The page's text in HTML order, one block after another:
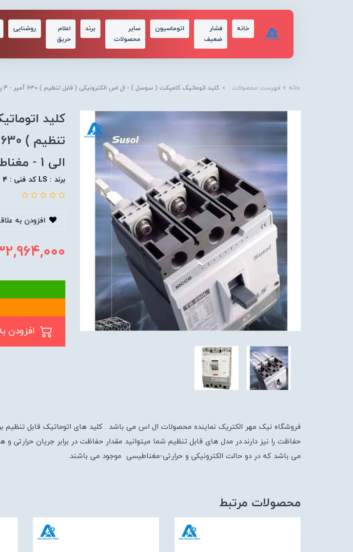
خانه
فشار
ضعیف
اتوماسیون
سایر
محصولات
برند
اعلام
حریق
روشنایی
خانه فهرست محصولات کلید اتوماتیک کامپکت ( سوسل ) - ال اس الکترونیکی ( قابل تنظیم ) 630 آمپر - 4 پل - 65KA - قابل تنظیم حرارتی 0.8 الی 1 - مغناطیسی 5 الی 10
کلید
الی 1 - مغناطیسی 5 الی 10
برند : LS کد فنی : TS630N ATU 630 4
فروشگاه نیک مهر الکتریک نماینده محصولات ال اس می باشد . کلید های اتوماتیک قابل
می باشد که در دو حالت الکترونیکی و حرارتی-مغناطیسی موجود می باشند.
محصولات مرتبط